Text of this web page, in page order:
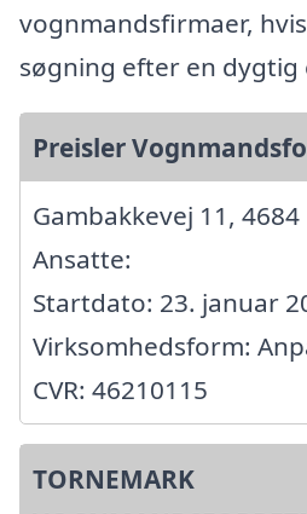
vognmandsfirmaer,
søgning efter en
Preisler
Gambakkevej 11,
Ansatte:
Startdato: 23. januar
Virksomhedsform:
CVR: 46210115
TORNEMARK